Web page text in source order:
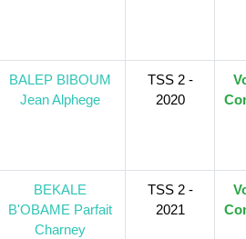
BALEP BIBOUM
Jean Alphege
TSS 2 -
2020
BEKALE
B'OBAME Parfait
Charney
TSS 2 -
2021